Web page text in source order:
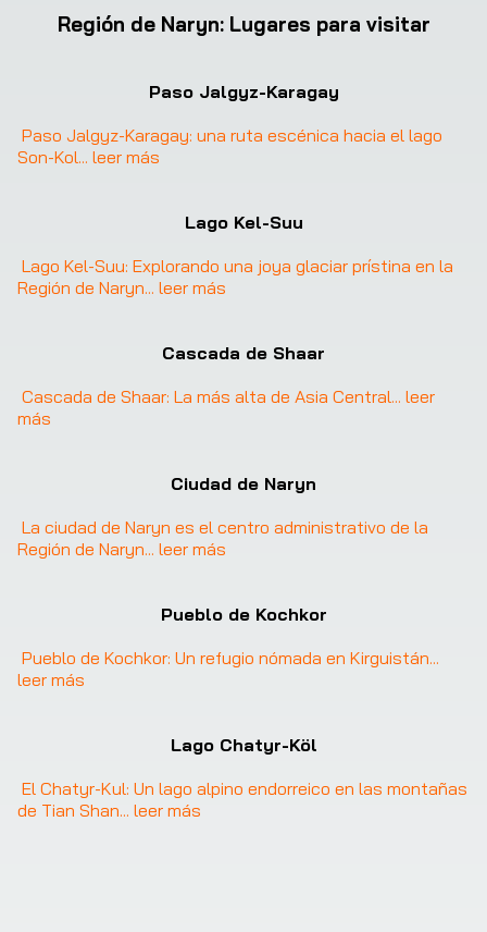
Región de Naryn: Lugares para visitar
Paso Jalgyz-Karagay
Paso Jalgyz-Karagay: una ruta escénica hacia el lago
Son-Kol... leer más
Lago Kel-Suu
Lago Kel-Suu: Explorando una joya glaciar prístina en la
Región de Naryn... leer más
Cascada de Shaar
Cascada de Shaar: La más alta de Asia Central... leer
más
Ciudad de Naryn
La ciudad de Naryn es el centro administrativo de la
Región de Naryn... leer más
Pueblo de Kochkor
Pueblo de Kochkor: Un refugio nómada en Kirguistán
leer más
Lago Chatyr-Köl
El Chatyr-Kul: Un lago alpino endorreico en las montañas
de Tian Shan... leer más